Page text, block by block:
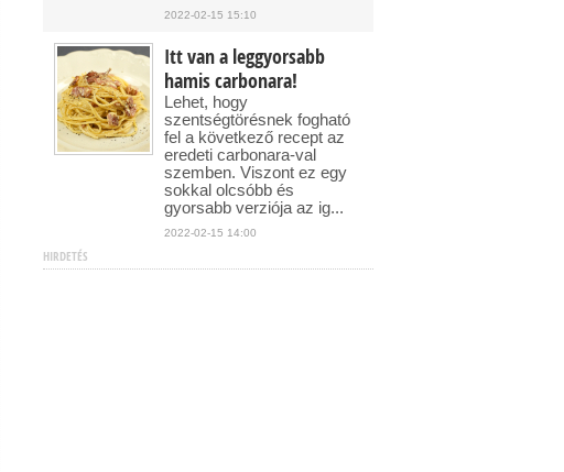
2022-02-15 15:10
Itt van a leggyorsabb
hamis carbonara!
Lehet, hogy
szentségtörésnek fogható
fel a következő recept az
eredeti carbonara-val
szemben. Viszont ez egy
sokkal olcsóbb és
gyorsabb verziója az ig...
2022-02-15 14:00
HIRDETÉS